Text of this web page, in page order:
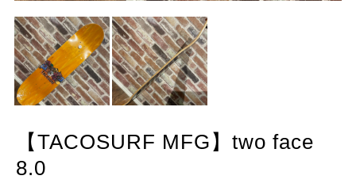
【TACOSURF MFG】two face
8.0